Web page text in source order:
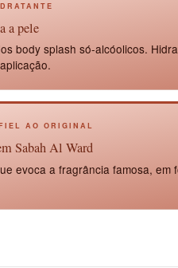
a pele
body splash só-alcóolicos.
AO ORIGINAL
Sabah Al Ward
evoca a fragrância famosa, em